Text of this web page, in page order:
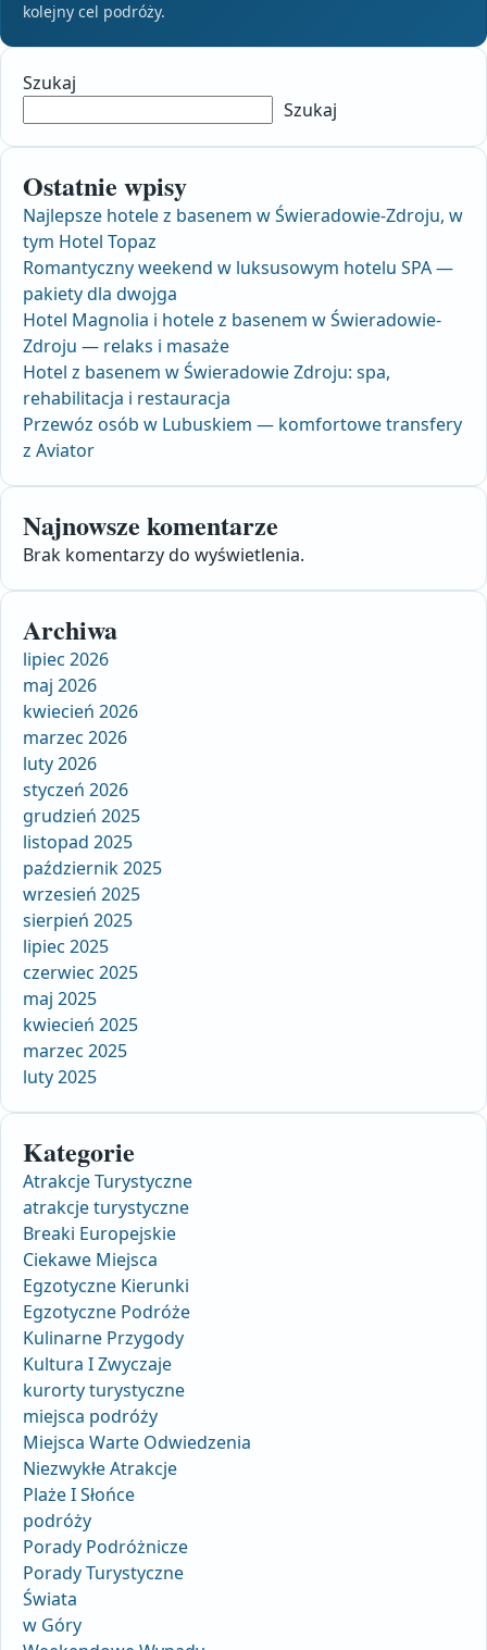
kolejny cel podróży.
Szukaj
Szukaj
Ostatnie wpisy
Najlepsze hotele z basenem w Świeradowie-Zdroju, w
tym Hotel Topaz
Romantyczny weekend w luksusowym hotelu SPA —
pakiety dla dwojga
Hotel Magnolia i hotele z basenem w Świeradowie-
Zdroju — relaks i masaże
Hotel z basenem w Świeradowie Zdroju: spa,
rehabilitacja i restauracja
Przewóz osób w Lubuskiem — komfortowe transfery
z Aviator
Najnowsze komentarze
Brak komentarzy do wyświetlenia.
Archiwa
lipiec 2026
maj 2026
kwiecień 2026
marzec 2026
luty 2026
styczeń 2026
grudzień 2025
listopad 2025
październik 2025
wrzesień 2025
sierpień 2025
lipiec 2025
czerwiec 2025
maj 2025
kwiecień 2025
marzec 2025
luty 2025
Kategorie
Atrakcje Turystyczne
atrakcje turystyczne
Breaki Europejskie
Ciekawe Miejsca
Egzotyczne Kierunki
Egzotyczne Podróże
Kulinarne Przygody
Kultura I Zwyczaje
kurorty turystyczne
miejsca podróży
Miejsca Warte Odwiedzenia
Niezwykłe Atrakcje
Plaże I Słońce
podróży
Porady Podróżnicze
Porady Turystyczne
Świata
w Góry